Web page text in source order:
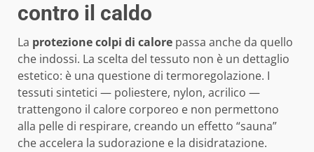
contro il caldo
La protezione colpi di calore passa anche da quello
che indossi. La scelta del tessuto non è un dettaglio
estetico: è una questione di termoregolazione. I
tessuti sintetici — poliestere, nylon, acrilico —
trattengono il calore corporeo e non permettono
alla pelle di respirare, creando un effetto “sauna”
che accelera la sudorazione e la disidratazione.